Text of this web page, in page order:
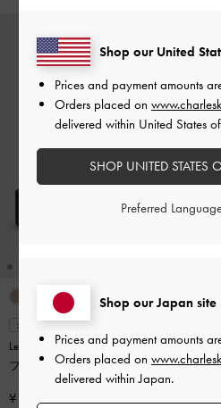
オンライン限定
Levy レヴィー サテン ストラッピー
フラットフォーム サンダル-ダー
クブルー
¥ 9,900
Shop our Japan site
Prices and payment amounts
Orders placed on
delivered within Japan.
Shop our United
Prices and payment amounts
Orders placed on
delivered within United States
SHOP UNITED STATES
Preferred